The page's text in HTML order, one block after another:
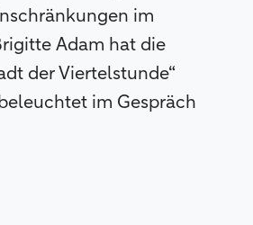
im
Adam hat die
der Viertelstunde“
im Gespräch